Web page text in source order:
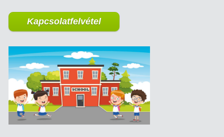
Kapcsolatfelvétel